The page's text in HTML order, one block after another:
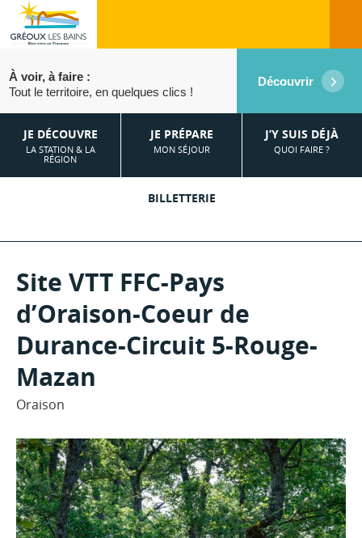
JE DÉCOUVRE
LA STATION & LA
RÉGION
JE PRÉPARE
MON SÉJOUR
J’Y SUIS DÉJÀ
QUOI FAIRE ?
BILLETTERIE
À voir, à faire :
Tout le territoire, en quelques clics !
Découvrir
Site VTT FFC-Pays
d’Oraison-Coeur de
Durance-Circuit 5-Rouge-
Mazan
Oraison